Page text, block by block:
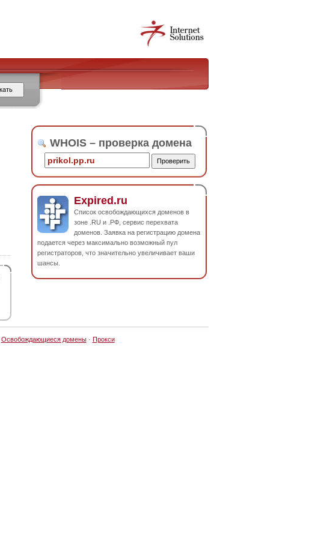
WHOIS – проверка домена
Expired.ru
Список освобождающихся доменов в
зоне .RU и .РФ, сервис перехвата
доменов. Заявка на регистрацию домена
подается через максимально возможный пул
регистраторов, что значительно увеличивает ваши
шансы.
Освобождающиеся домены· Прокси